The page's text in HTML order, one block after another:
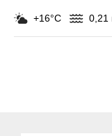
+16°C 0,21